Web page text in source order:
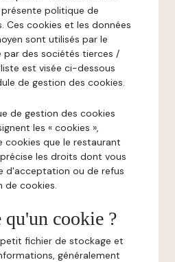
politique de
Ces cookies et les données
sont utilisés par le
par des sociétés tierces /
est visée ci-dessous
de gestion des cookies.
de gestion des cookies
les « cookies »,
cookies que le restaurant
les droits dont vous
d'acceptation ou de refus
de cookies.
qu'un cookie ?
petit fichier de stockage et
généralement